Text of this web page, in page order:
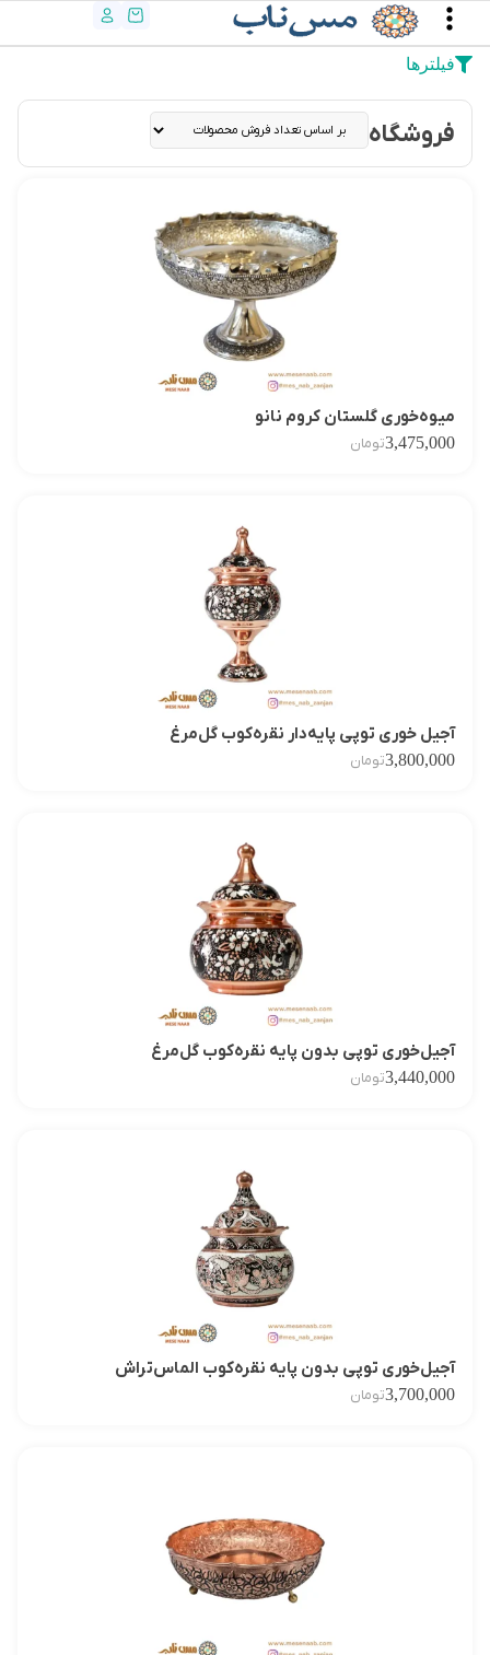
فیلترها
فروشگاه
میوه‌خوری گلستان کروم نانو
3,475,000تومان
آجیل‌ خوری توپی پایه‌دار نقره‌کوب گل‌مرغ
3,800,000تومان
آجیل‌خوری توپی بدون پایه نقره‌کوب گل‌مرغ
3,440,000تومان
آجیل‌خوری توپی بدون پایه نقره‌کوب الماس‌تراش
3,700,000تومان